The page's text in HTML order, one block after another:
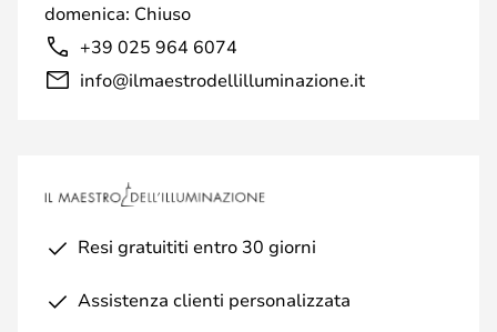
domenica: Chiuso
+39 025 964 6074
info@ilmaestrodellilluminazione.it
Resi gratuititi entro 30 giorni
Assistenza clienti personalizzata